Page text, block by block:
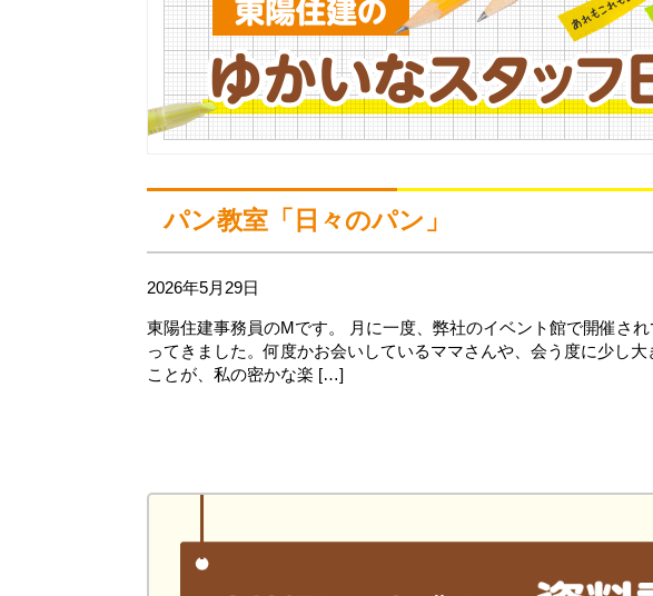
パン教室「日々のパン」
2026年5月29日
東陽住建事務員のMです。 月に一度、弊社のイベント館で開催さ
ってきました。何度かお会いしているママさんや、会う度に少し
ことが、私の密かな楽 […]